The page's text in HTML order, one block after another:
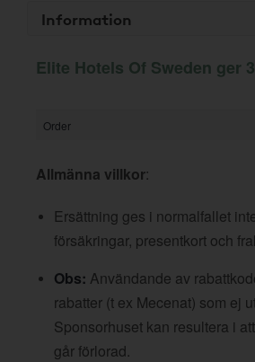
Information
Elite Hotels Of Sweden ger
Order
Allmänna villkor:
Ersättning ges i normalfallet
försäkringar, presentkort och
Obs: Användande av
rabatter (t ex Mecenat) som ej
Sponsorhuset kan resultera i
går förlorad.